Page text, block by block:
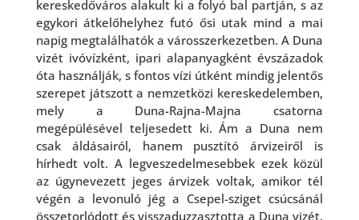
kereskedőváros alakult ki a folyó bal partján, s az
egykori átkelőhelyhez futó ősi utak mind a mai
napig megtalálhatók a városszerkezetben. A Duna
vizét ivóvízként, ipari alapanyagként évszázadok
óta használják, s fontos vízi útként mindig jelentős
szerepet játszott a nemzetközi kereskedelemben,
mely a Duna-Rajna-Majna csatorna
megépülésével teljesedett ki. Ám a Duna nem
csak áldásairól, hanem pusztító árvizeiről is
hírhedt volt. A legveszedelmesebbek ezek közül
az úgynevezett jeges árvizek voltak, amikor tél
végén a levonuló jég a Csepel-sziget csúcsánál
összetorlódott és visszaduzzasztotta a Duna vizét.